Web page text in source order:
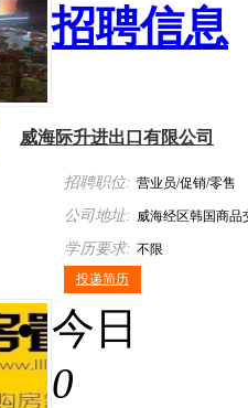
威海际升进出口有限公司
招聘职位: 营业员/促销/零售
公司地址: 威海经区韩国商品
学历要求: 不限
投递简历
招聘信息
今日
0